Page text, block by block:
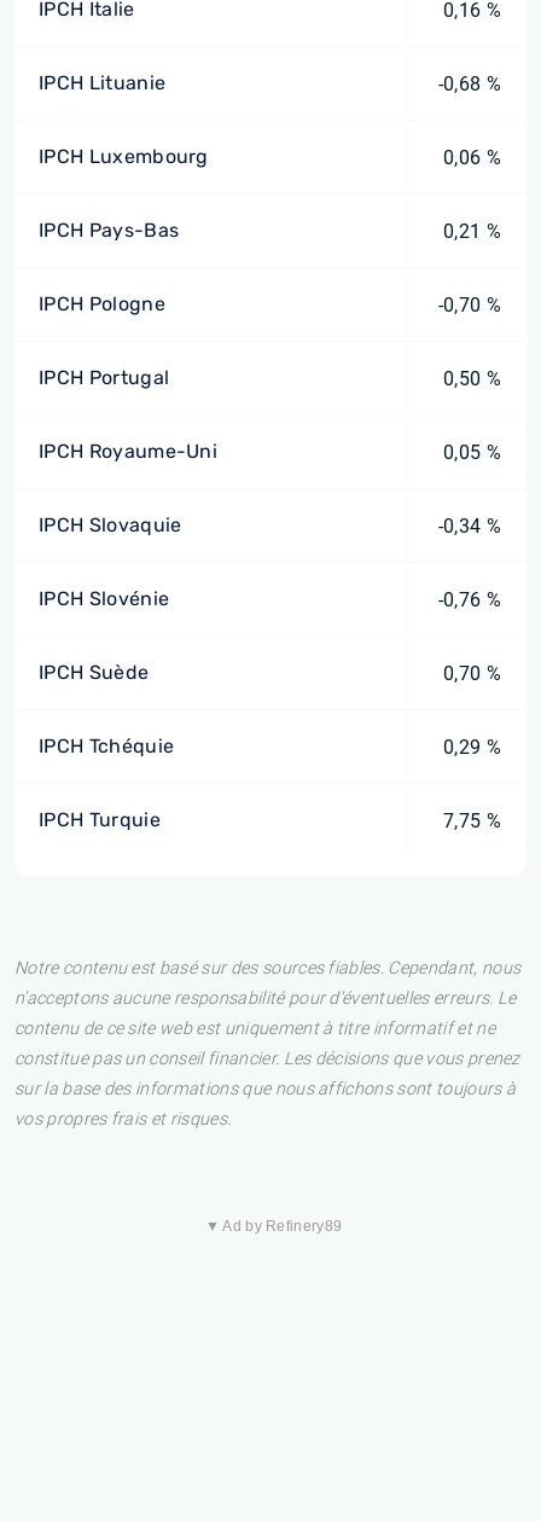
IPCH Italie 0,16 %
IPCH Lituanie -0,68 %
IPCH Luxembourg 0,06 %
IPCH Pays-Bas 0,21 %
IPCH Pologne -0,70 %
IPCH Portugal 0,50 %
IPCH Royaume-Uni 0,05 %
IPCH Slovaquie -0,34 %
IPCH Slovénie -0,76 %
IPCH Suède 0,70 %
IPCH Tchéquie 0,29 %
IPCH Turquie 7,75 %
Notre contenu est basé sur des sources fiables. Cependant, nous
n'acceptons aucune responsabilité pour d'éventuelles erreurs. Le
contenu de ce site web est uniquement à titre informatif et ne
constitue pas un conseil financier. Les décisions que vous prenez
sur la base des informations que nous affichons sont toujours à
vos propres frais et risques.
▼ Ad by Refinery89